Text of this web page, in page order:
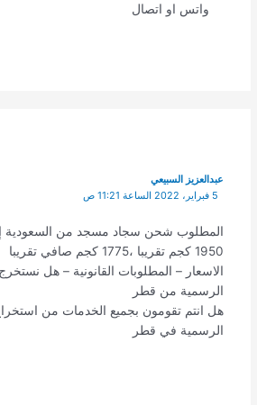
واتس او اتصال
عبدالعزيز السبيعي
5 فبراير، 2022 الساعة 11:21 ص
المطلوب شحن سجاد مسجد من السعودية
1950 كجم تقريبا ،1775 كجم صافي تقريبا
الاسعار – المطلوبات القانونية – هل
الرسمية من قطر
هل انتم تقومون بجميع الخدمات من
الرسمية في قطر